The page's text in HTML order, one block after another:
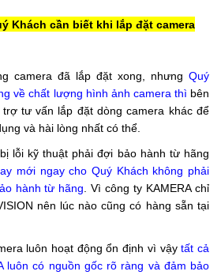
Khách cần biết khi lắp đặt camera
camera đã lắp đặt xong, nhưng Quý
về chất lượng hình ảnh camera thì bên
trợ tư vấn lắp đặt dòng camera khác để
và hài lòng nhất có thể.
lỗi kỹ thuật phải đợi bảo hành từ hãng
mới ngay cho Quý Khách không phải
hành từ hãng . Vì công ty KAMERA chỉ
nên lúc nào cũng có hàng sẵn tại
luôn hoạt động ổn định vì vậytất cả
luôn có nguồn gốc rõ ràng và đảm bảo